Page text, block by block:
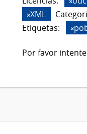
XML
Etiquetas:
Por favor